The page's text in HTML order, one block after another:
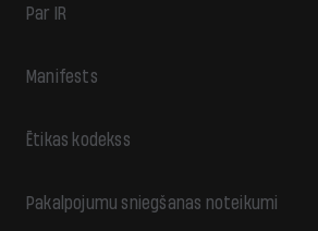
Par IR
Manifests
Ētikas kodekss
Pakalpojumu sniegšanas noteikumi